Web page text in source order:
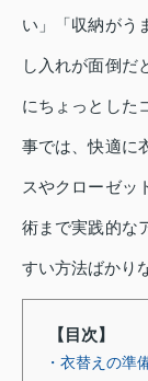
い」「収納がう
し入れが面倒だ
にちょっとした
事では、快適に
スやクローゼッ
術まで実践的な
すい方法ばかり
【目次】
・衣替えの準